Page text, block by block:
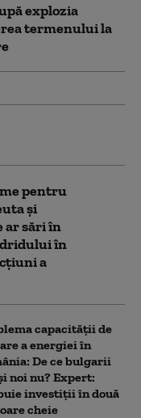
explozia
termenului la
pentru
și
ar sări în
în
a
capacității de
a energiei în
De ce bulgarii
noi nu? Expert:
investiții în două
cheie